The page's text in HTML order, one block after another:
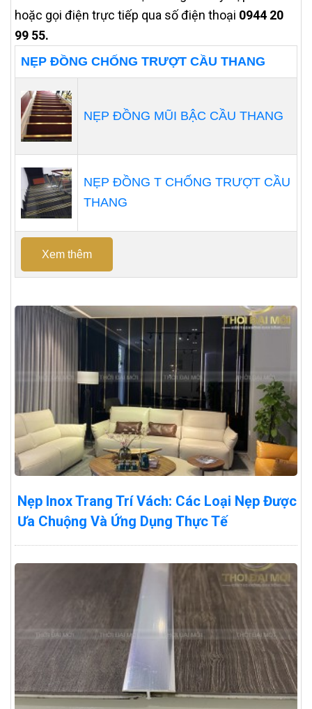
hoặc gọi điện trực tiếp qua số điện thoại 0944 20
99 55.
NẸP ĐỒNG CHỐNG TRƯỢT CẦU THANG
NẸP ĐỒNG MŨI BẬC CẦU THANG
NẸP ĐỒNG T CHỐNG TRƯỢT CẦU
THANG
Xem thêm
Nẹp Inox Trang Trí Vách: Các Loại Nẹp Được
Ưa Chuộng Và Ứng Dụng Thực Tế